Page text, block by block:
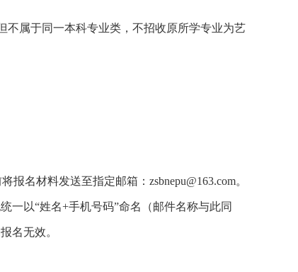
不属于同一本科专业类，不招收原所学专业为艺
报名材料发送至指定邮箱： zsbnepu@163.com。
一以“姓名+手机号码”命名（邮件名称与此同
名无效。